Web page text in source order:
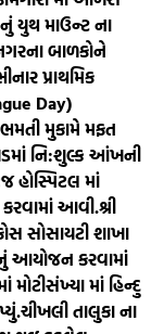
યુથ માઉન્ટ ના
બાળકોને
પ્રાથમિક
Day)
મુકામે મફત
નિ:શુલ્ક આંખની
હોસ્પિટલ માં
આવી.શ્રી
સોસાયટી શાખા
આયોજન કરવામાં
મોટીસંખ્યા માં હિન્દુ
ચીખલી તાલુકા ના